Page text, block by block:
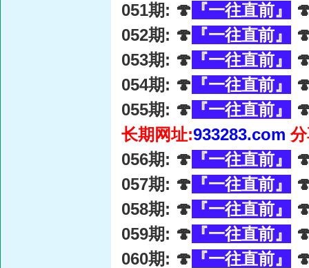
051期: 🍄 『一往直前』
052期: 🍄 『一往直前』
053期: 🍄 『一往直前』
054期: 🍄 『一往直前』
055期: 🍄 『一往直前』
长期网址:933283.com
056期: 🍄 『一往直前』
057期: 🍄 『一往直前』
058期: 🍄 『一往直前』
059期: 🍄 『一往直前』
060期: 🍄 『一往直前』